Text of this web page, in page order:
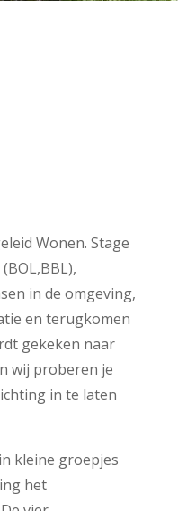
Wonen. Stage
in de omgeving,
en terugkomen
gekeken naar
wij proberen je
in te laten
kleine groepjes
het